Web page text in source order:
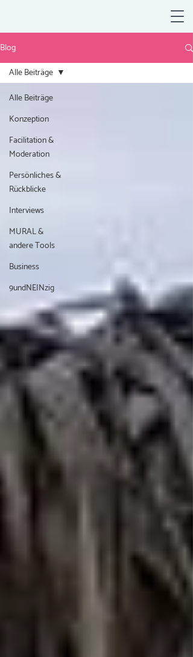
Blog
Alle Beiträge
Konzeption
Facilitation &
Moderation
Persönliches &
Rückblicke
Interviews
MURAL &
andere Tools
Business
9undNEINzig
Alle Beiträge